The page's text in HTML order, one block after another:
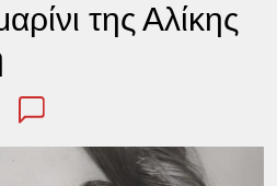
της Αλίκης